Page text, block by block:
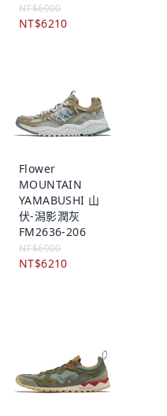
NT$6900
NT$6210
Flower
MOUNTAIN
YAMABUSHI 山
伏-潟影潤灰
FM2636-206
NT$6900
NT$6210